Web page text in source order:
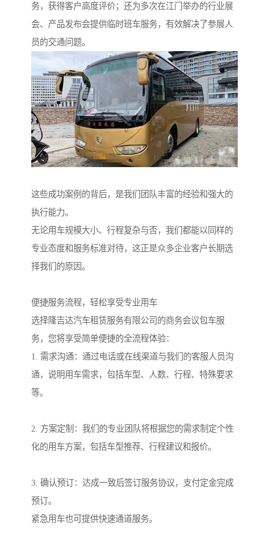
务，获得客户高度评价；还为多次在江门举办的行业展
会、产品发布会提供临时班车服务，有效解决了参展人
员的交通问题。
这些成功案例的背后，是我们团队丰富的经验和强大的
执行能力。
无论用车规模大小、行程复杂与否，我们都能以同样的
专业态度和服务标准对待，这正是众多企业客户长期选
择我们的原因。
便捷服务流程，轻松享受专业用车
选择隆吉达汽车租赁服务有限公司的商务会议包车服
务，您将享受简单便捷的全流程体验：
1. 需求沟通：通过电话或在线渠道与我们的客服人员沟
通，说明用车需求，包括车型、人数、行程、特殊要求
等。
2. 方案定制：我们的专业团队将根据您的需求制定个性
化的用车方案，包括车型推荐、行程建议和报价。
3. 确认预订：达成一致后签订服务协议，支付定金完成
预订。
紧急用车也可提供快速通道服务。